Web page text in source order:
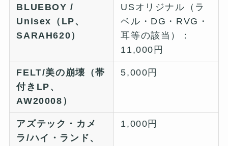
BLUEBOY /
Unisex（LP、
SARAH620）
USオリジナル（ラ
ベル・DG・RVG・
耳等の該当）：
11,000円
FELT/美の崩壊（帯
付きLP、
AW20008）
5,000円
アズテック・カメ
ラ/ハイ・ランド、
1,000円